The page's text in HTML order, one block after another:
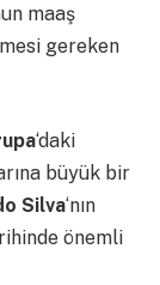
maaş
gereken
‘daki
büyük bir
Silva‘nın
önemli